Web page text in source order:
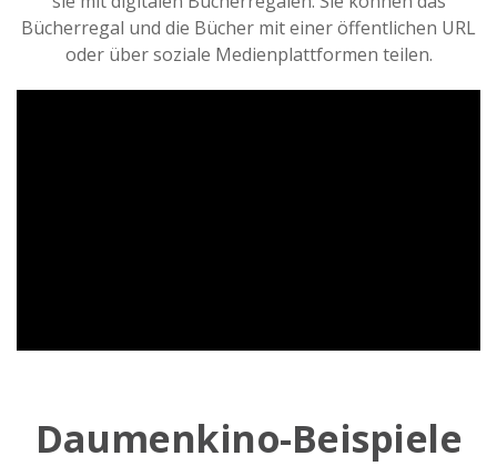
Bücherregal und die Bücher mit einer öffentlichen URL
oder über soziale Medienplattformen teilen.
Daumenkino-Beispiele